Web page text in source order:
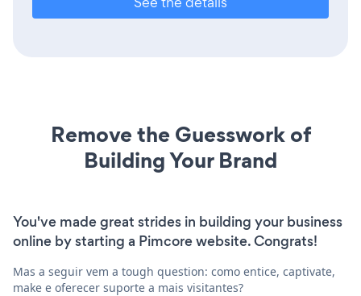
Remove the Guesswork of
Building Your Brand
You've made great strides in building your business
online by starting a Pimcore website. Congrats!
Mas a seguir vem a tough question: como entice, captivate,
make e oferecer suporte a mais visitantes?